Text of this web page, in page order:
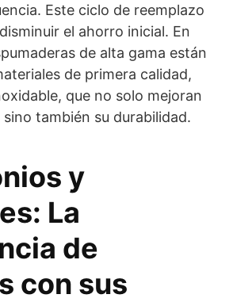
Este ciclo de reemplazo
el ahorro inicial. En
de alta gama están
de primera calidad,
que no solo mejoran
también su durabilidad.
y
La
de
con sus